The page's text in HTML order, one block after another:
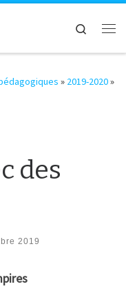
Search
» 2019-2020»
des
2019